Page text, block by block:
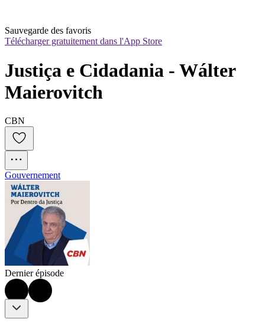
Sauvegarde des favoris
Télécharger gratuitement dans l'App Store
Justiça e Cidadania - Wálter
Maierovitch
CBN
Gouvernement
Dernier épisode